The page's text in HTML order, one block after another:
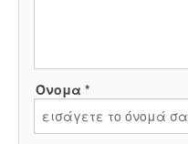
Όνομα *